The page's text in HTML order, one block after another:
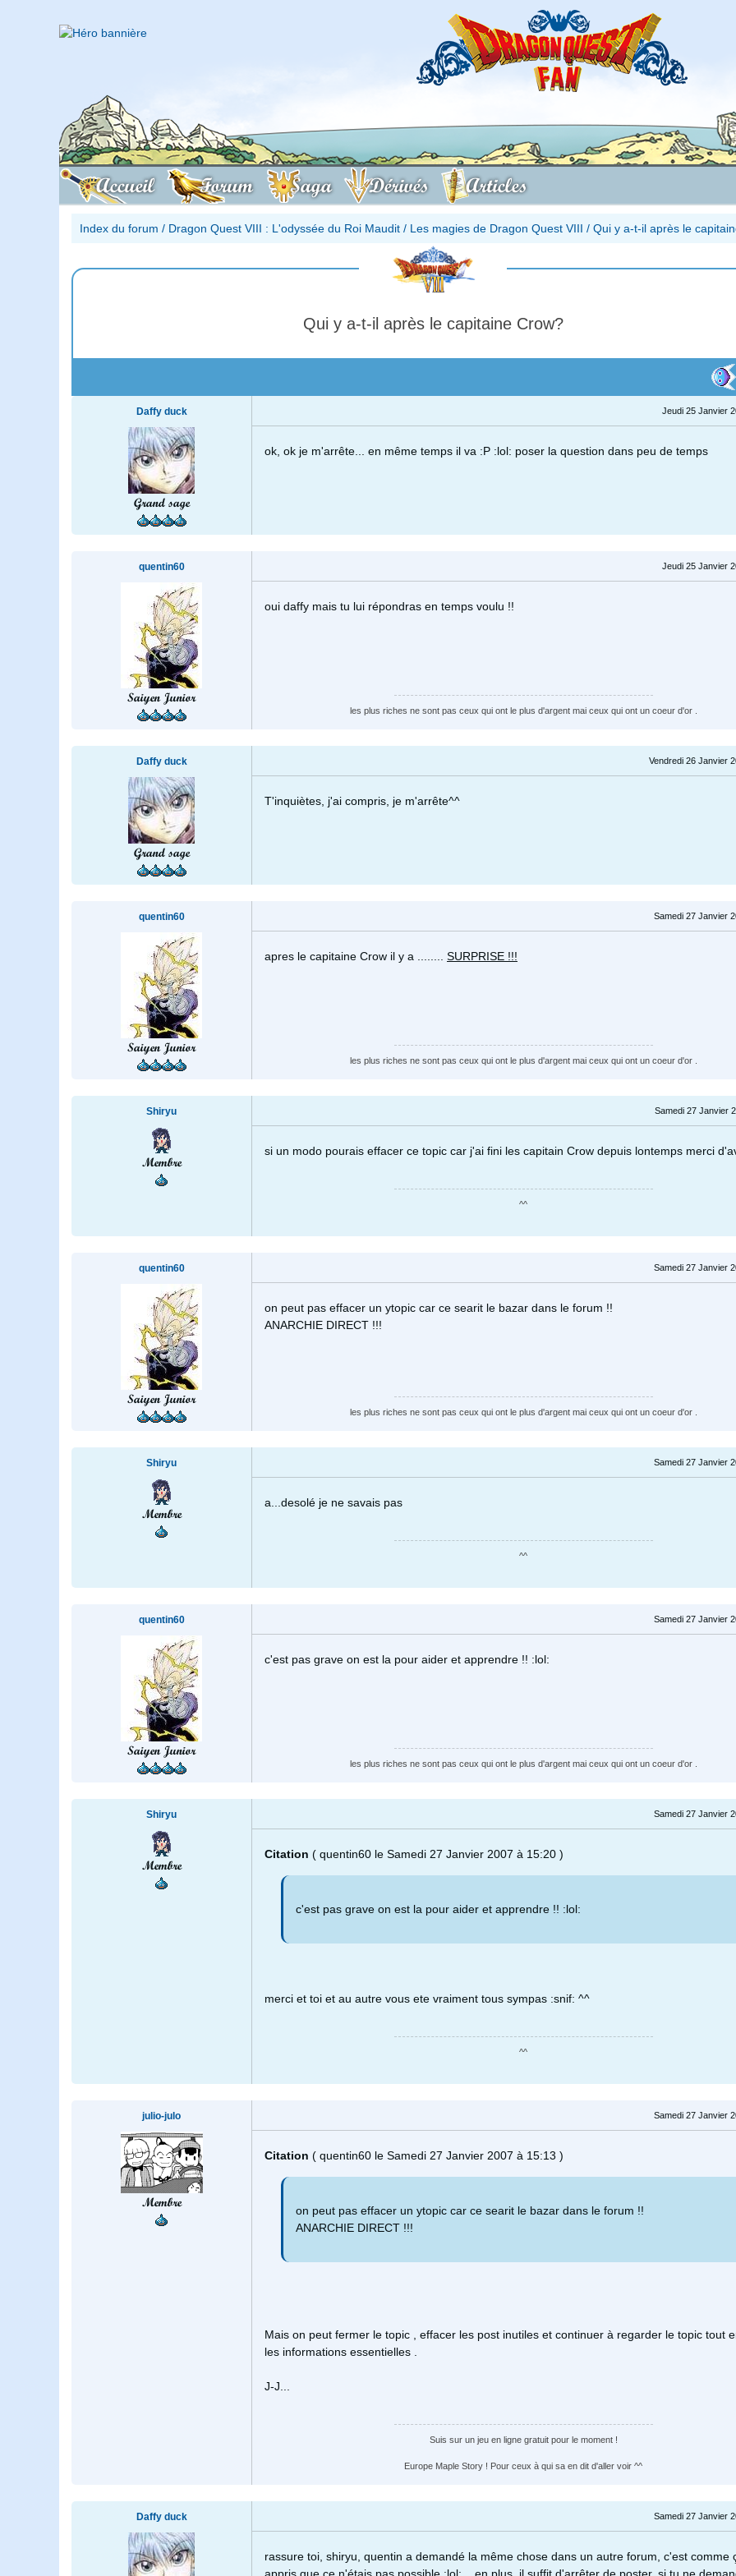
Accueil Forum Saga Dérivés Articles
Index du forum / Dragon Quest VIII : L'odyssée du Roi Maudit / Les magies de Dragon Quest VIII / Qui y a-t-il après le
Qui y a-t-il après le capitaine Crow?
Daffy duck
Grand sage
Jeudi 25 Janvier
ok, ok je m'arrête... en même temps il va :P :lol: poser la question dans peu de temps
quentin60
Saiyen Junior
Jeudi 25 Janvier
oui daffy mais tu lui répondras en temps voulu !!
les plus riches ne sont pas ceux qui ont le plus d'argent mai ceux qui ont un coeur d'or .
Daffy duck
Grand sage
Vendredi 26 Janvier
T'inquiètes, j'ai compris, je m'arrête^^
quentin60
Saiyen Junior
Samedi 27 Janvier
apres le capitaine Crow il y a ........ SURPRISE !!!
les plus riches ne sont pas ceux qui ont le plus d'argent mai ceux qui ont un coeur d'or .
Shiryu
Membre
Samedi 27 Janvier
si un modo pourais effacer ce topic car j'ai fini les capitain Crow depuis lontemps merci
^^
quentin60
Saiyen Junior
Samedi 27 Janvier
on peut pas effacer un ytopic car ce searit le bazar dans le forum !!
ANARCHIE DIRECT !!!
les plus riches ne sont pas ceux qui ont le plus d'argent mai ceux qui ont un coeur d'or .
Shiryu
Membre
Samedi 27 Janvier
a...desolé je ne savais pas
^^
quentin60
Saiyen Junior
Samedi 27 Janvier
c'est pas grave on est la pour aider et apprendre !! :lol:
les plus riches ne sont pas ceux qui ont le plus d'argent mai ceux qui ont un coeur d'or .
Shiryu
Membre
Samedi 27 Janvier
Citation ( quentin60 le Samedi 27 Janvier 2007 à 15:20 )
c'est pas grave on est la pour aider et apprendre !! :lol:
merci et toi et au autre vous ete vraiment tous sympas :snif: ^^
^^
julio-julo
Membre
Samedi 27 Janvier
Citation ( quentin60 le Samedi 27 Janvier 2007 à 15:13 )
on peut pas effacer un ytopic car ce searit le bazar dans le forum !!
ANARCHIE DIRECT !!!
Mais on peut fermer le topic , effacer les post inutiles et continuer à regarder le topic tout
les informations essentielles .
J-J...
Suis sur un jeu en ligne gratuit pour le moment !
Europe Maple Story ! Pour ceux à qui sa en dit d'aller voir ^^
Daffy duck Samedi 27 Janvier
rassure toi, shiryu, quentin a demandé la même chose dans un autre forum, c'est comme